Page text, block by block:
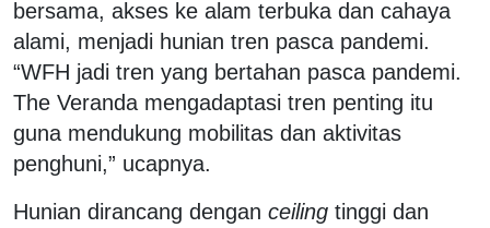
bersama, akses ke alam terbuka dan cahaya
alami, menjadi hunian tren pasca pandemi.
“WFH jadi tren yang bertahan pasca pandemi.
The Veranda mengadaptasi tren penting itu
guna mendukung mobilitas dan aktivitas
penghuni,” ucapnya.
Hunian dirancang dengan ceiling tinggi dan